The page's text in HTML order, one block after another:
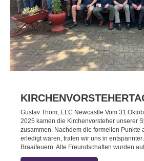
Gustav Thom, ELC Newcastle Vom
2025 kamen die Kirchenvorsteher unserer
zusammen. Nachdem die formellen Punkte
erledigt waren, trafen wir uns in
Braaifeuern. Alte Freundschaften wurden